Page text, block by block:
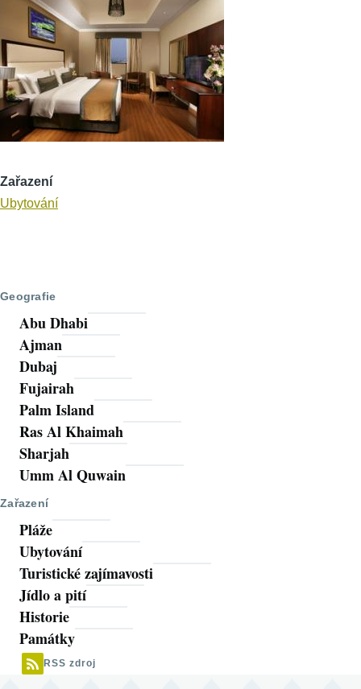
Zařazení
Ubytování
Geografie
Abu Dhabi
Ajman
Dubaj
Fujairah
Palm Island
Ras Al Khaimah
Sharjah
Umm Al Quwain
Zařazení
Pláže
Ubytování
Turistické zajímavosti
Jídlo a pití
Historie
Památky
RSS zdroj